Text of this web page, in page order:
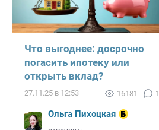
Что выгоднее: досрочно
погасить ипотеку или
открыть вклад?
27.11.25 в 12:53 16181 1
Ольга Пихоцкая